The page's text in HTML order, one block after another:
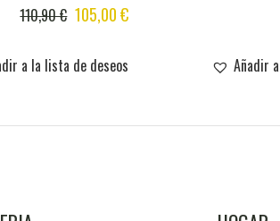
110,90€ ORIGINAL
WAS:
110,90 €.
105,00€CURRENT
a la lista de deseos Añadir